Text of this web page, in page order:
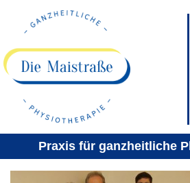
Praxis für ganzheitliche